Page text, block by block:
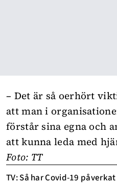
– Det är så oerhört
att man i
förstår sina egna och
att kunna leda med
Foto: TT
TV: Så har Covid-19